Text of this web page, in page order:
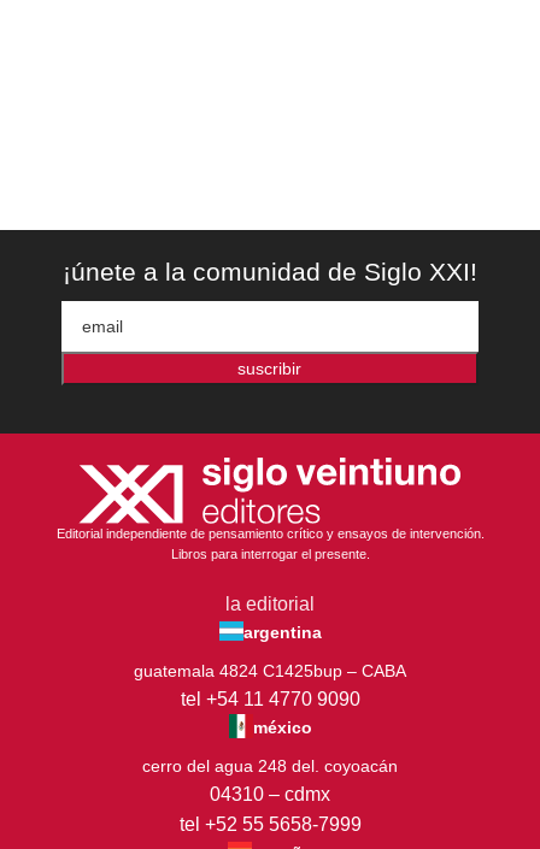
¡únete a la comunidad de Siglo XXI!
suscribir
Editorial independiente de pensamiento crítico y ensayos de intervención.
Libros para interrogar el presente.
la editorial
argentina
guatemala 4824 C1425bup – CABA
tel +54 11 4770 9090
méxico
cerro del agua 248 del. coyoacán
04310 – cdmx
tel +52 55 5658-7999